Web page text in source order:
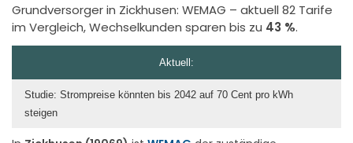
Grundversorger in Zickhusen: WEMAG – aktuell 82 Tarife
im Vergleich, Wechselkunden sparen bis zu 43 %.
Aktuell:
Studie: Strompreise könnten bis 2042 auf 70 Cent pro kWh
steigen